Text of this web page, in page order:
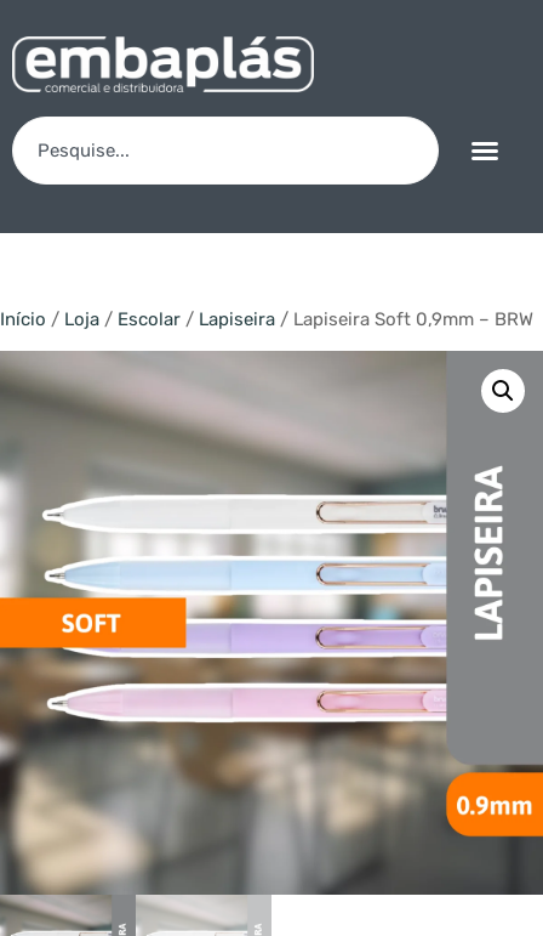
Início / Loja / Escolar / Lapiseira / Lapiseira Soft 0,9mm – BRW